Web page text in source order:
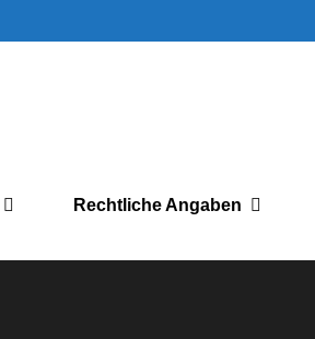
Rechtliche Angaben